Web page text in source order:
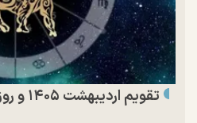
تقویم اردیبهشت ۱۴۰۵ و روز‌های تعطیل این ماه